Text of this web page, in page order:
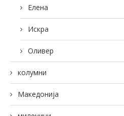
Елена
Искра
Оливер
колумни
Македонија